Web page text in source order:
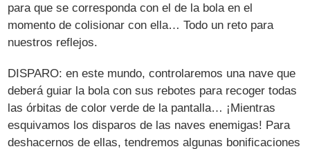
para que se corresponda con el de la bola en el
momento de colisionar con ella… Todo un reto para
nuestros reflejos.
DISPARO: en este mundo, controlaremos una nave que
deberá guiar la bola con sus rebotes para recoger todas
las órbitas de color verde de la pantalla… ¡Mientras
esquivamos los disparos de las naves enemigas! Para
deshacernos de ellas, tendremos algunas bonificaciones